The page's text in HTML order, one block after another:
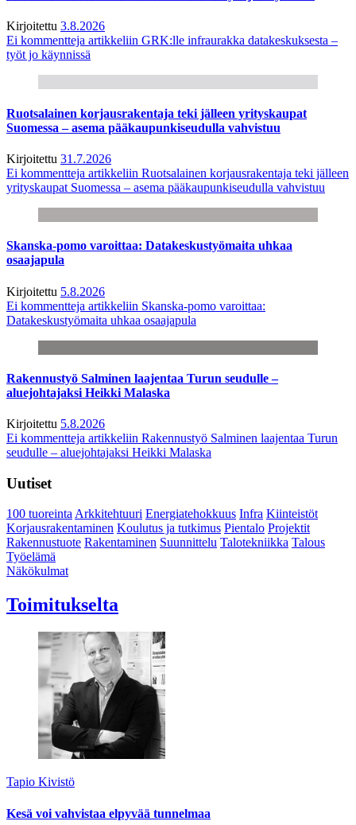
Kirjoitettu 3.8.2026
Ei kommentteja artikkeliin GRK:lle infraurakka datakeskuksesta –
työt jo käynnissä
Ruotsalainen korjausrakentaja teki jälleen yrityskaupat
Suomessa – asema pääkaupunkiseudulla vahvistuu
Kirjoitettu 31.7.2026
Ei kommentteja artikkeliin Ruotsalainen korjausrakentaja teki jälleen
yrityskaupat Suomessa – asema pääkaupunkiseudulla vahvistuu
Skanska-pomo varoittaa: Datakeskustyömaita uhkaa
osaajapula
Kirjoitettu 5.8.2026
Ei kommentteja artikkeliin Skanska-pomo varoittaa:
Datakeskustyömaita uhkaa osaajapula
Rakennustyö Salminen laajentaa Turun seudulle –
aluejohtajaksi Heikki Malaska
Kirjoitettu 5.8.2026
Ei kommentteja artikkeliin Rakennustyö Salminen laajentaa Turun
seudulle – aluejohtajaksi Heikki Malaska
Uutiset
100 tuoreintaArkkitehtuuri Energiatehokkuus Infra Kiinteistöt
Korjausrakentaminen Koulutus ja tutkimus Pientalo Projektit
Rakennustuote Rakentaminen Suunnittelu Talotekniikka Talous
Työelämä
Näkökulmat
Toimitukselta
Tapio Kivistö
Kesä voi vahvistaa elpyvää tunnelmaa